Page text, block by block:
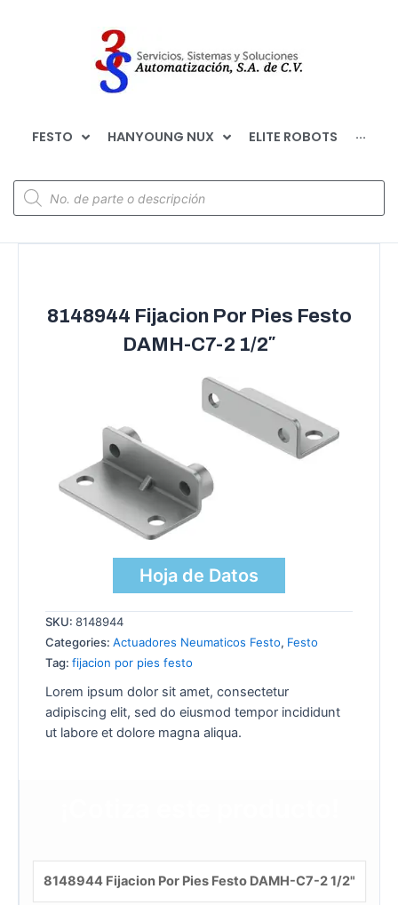
FESTO HANYOUNG NUX ELITE ROBOTS ···
8148944 Fijacion Por Pies Festo
DAMH-C7-2 1/2″
Hoja de Datos
SKU: 8148944
Categories: Actuadores Neumaticos Festo, Festo
Tag: fijacion por pies festo
Lorem ipsum dolor sit amet, consectetur
adipiscing elit, sed do eiusmod tempor incididunt
ut labore et dolore magna aliqua.